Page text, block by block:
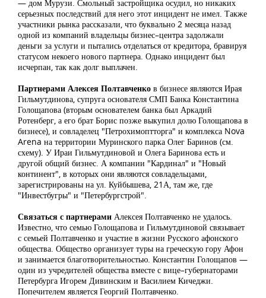
— дом Мурузи. Смольный застройщика осудил, но никаких
серьезных последствий для него этот инцидент не имел. Также
участники рынка рассказали, что буквально 2 месяца назад
одной из компаний владельцы бизнес–центра задолжали
деньги за услуги и пытались отделаться от кредитора, бравируя
статусом некоего нового партнера. Однако инцидент был
исчерпан, так как долг выплачен.
Партнерами Алексея Полтавченко в бизнесе являются Ирая
Гильмутдинова, супруга основателя СМП Банка Константина
Голощапова (вторым основателем банка был Аркадий
Ротенберг, а его брат Борис позже выкупил долю Голощапова в
бизнесе), и совладелец "Петрохимоптторга" и комплекса Nova
Arena на территории Муринского парка Олег Баринов (см.
схему). У Ираи Гильмутдиновой и Олега Баринова есть и
другой общий бизнес. А компании "Кардинал" и "Новый
континент", в которых они являются совладельцами,
зарегистрированы на ул. Куйбышева, 21А, там же, где
"Инвестбугры" и "Петербургстрой".
Связаться с партнерами Алексея Полтавченко не удалось.
Известно, что семью Голощапова и Гильмутдиновой связывает
с семьей Полтавченко и участие в жизни Русского афонского
общества. Общество организует туры на греческую гору Афон
и занимается благотворительностью. Константин Голощапов —
один из учредителей общества вместе с вице–губернаторами
Петербурга Игорем Дивинским и Василием Кичеджи.
Попечителем является Георгий Полтавченко.